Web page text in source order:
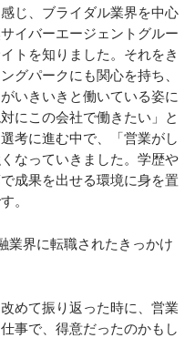
じ、ブライダル業界を中心
イバーエージェントグルー
トを知りました。それをき
グパークにも関心を持ち、
いきいきと働いている姿に
にこの会社で働きたい」と
考に進む中で、「営業がし
なっていきました。学歴や
成果を出せる環境に身を置
。
界に転職されたきっかけ
めて振り返った時に、営業
事で、得意だったのかもし